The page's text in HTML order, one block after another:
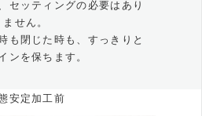
セッティングの必要はあり
ません。
も閉じた時も、すっきりと
ンを保ちます。
安定加工前